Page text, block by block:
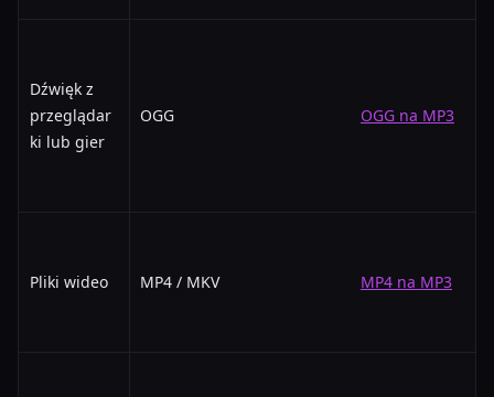
Dźwięk z
przeglądar
ki lub gier
OGG OGG na MP3
Pliki wideo MP4 / MKV MP4 na MP3